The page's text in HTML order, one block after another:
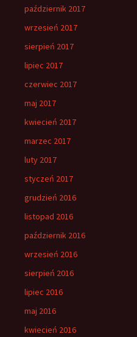
październik 2017
wrzesień 2017
sierpień 2017
lipiec 2017
czerwiec 2017
maj 2017
kwiecień 2017
marzec 2017
luty 2017
styczeń 2017
grudzień 2016
listopad 2016
październik 2016
wrzesień 2016
sierpień 2016
lipiec 2016
maj 2016
kwiecień 2016